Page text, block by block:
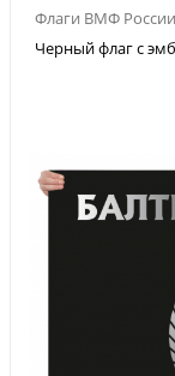
Флаги ВМФ России
Черный флаг с